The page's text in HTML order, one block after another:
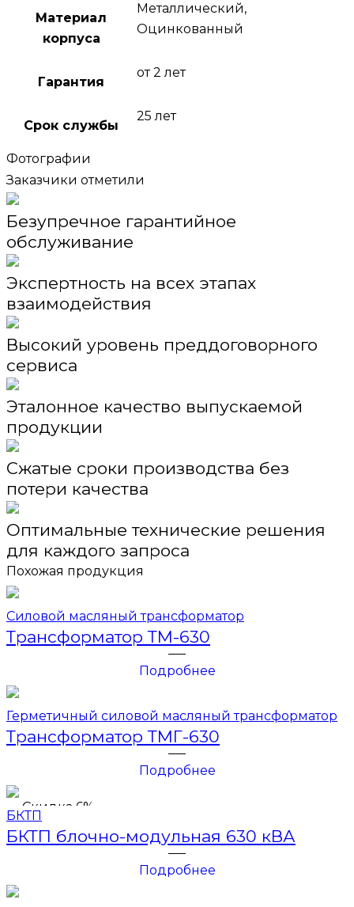
Материал
корпуса
Металлический,
Оцинкованный
Гарантия
от 2 лет
Срок службы
25 лет
Фотографии
Заказчики отметили
Безупречное гарантийное
обслуживание
Экспертность на всех этапах
взаимодействия
Высокий уровень преддоговорного
сервиса
Эталонное качество выпускаемой
продукции
Сжатые сроки производства без
потери качества
Оптимальные технические решения
для каждого запроса
Похожая продукция
Силовой масляный трансформатор
Трансформатор ТМ-630
Подробнее
Герметичный силовой масляный трансформатор
Трансформатор ТМГ-630
Подробнее
Скидка 6%
БКТП
БКТП блочно-модульная 630 кВА
Подробнее